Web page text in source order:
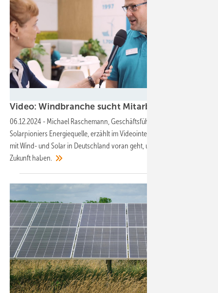
Video: Windbranche sucht Mitarbeiter:innen –
06.12.2024 - Michael Raschemann, Geschäftsführer des Wind- und
Solarpioniers Energiequelle, erzählt im Videointerview, warum es jetzt
mit Wind- und Solar in Deutschland voran geht, und welche Jobs
Zukunft haben.